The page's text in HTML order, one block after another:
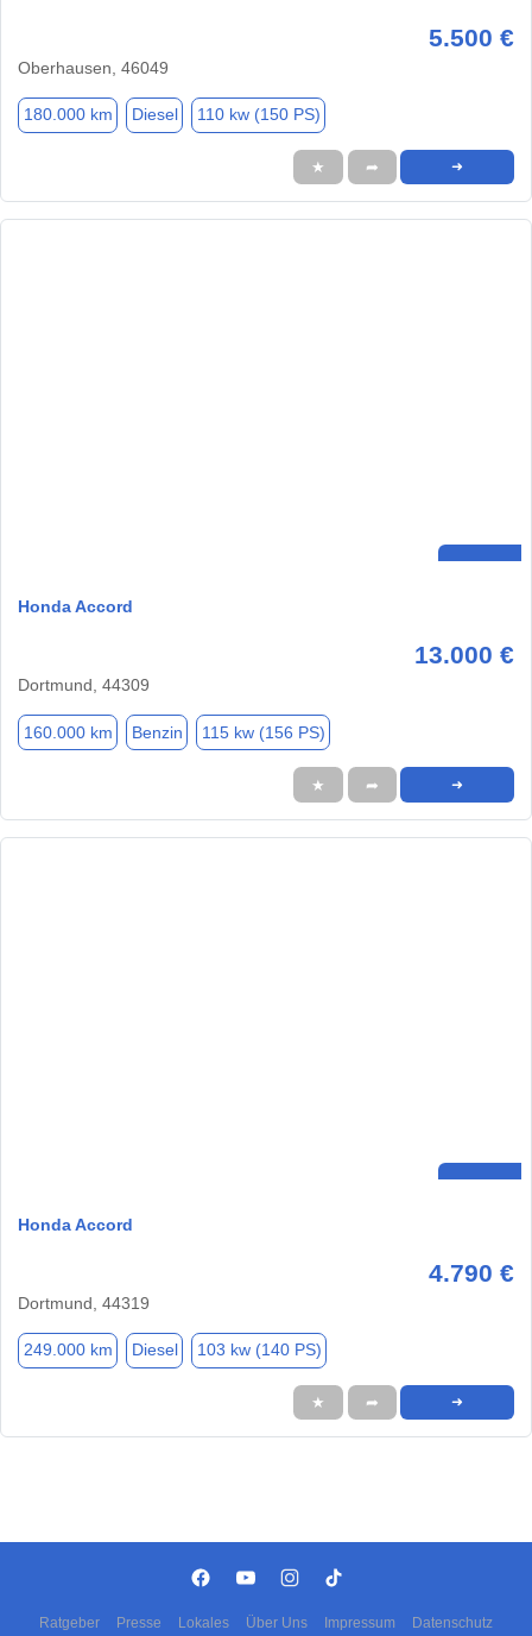
5.500 €
Oberhausen, 46049
180.000 km Diesel 110 kw (150 PS)
★ ➦ ➜
Honda Accord
13.000 €
Dortmund, 44309
160.000 km Benzin 115 kw (156 PS)
★ ➦ ➜
Honda Accord
4.790 €
Dortmund, 44319
249.000 km Diesel 103 kw (140 PS)
★ ➦ ➜
Ratgeber Presse Lokales Über Uns Impressum Datenschutz